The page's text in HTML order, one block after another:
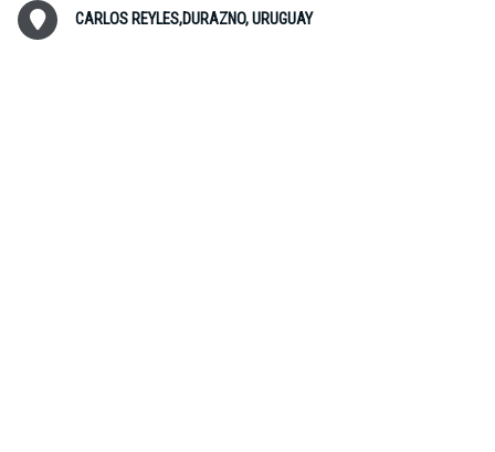
CARLOS REYLES,DURAZNO, URUGUAY